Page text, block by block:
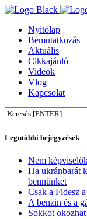
Nyitólap
Bemutatkozás
Aktuális
Cikkajánló
Videók
Vlog
Kapcsolat
Legutóbbi bejegyzések
Nem
Ha ukránbarát
bennünket
Csak a Fidesz
A benzin és a
Sokkot